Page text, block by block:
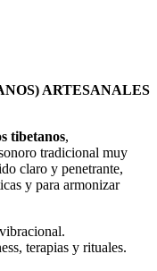
ARTESANALES
tibetanos,
tradicional muy
claro y penetrante,
y para armonizar
terapias y rituales.